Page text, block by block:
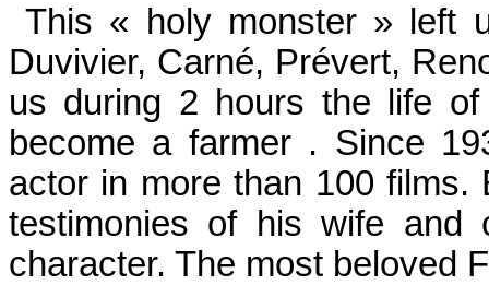
This « holy monster » left
Duvivier, Carné, Prévert,
us during 2 hours the life
become a farmer . Since
actor in more than 100 films.
testimonies of his wife and
character. The most beloved